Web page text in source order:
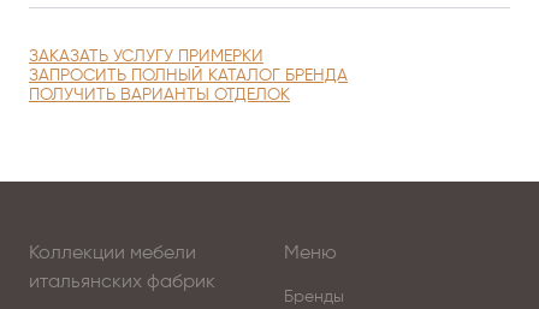
ЗАКАЗАТЬ УСЛУГУ ПРИМЕРКИ
ЗАПРОСИТЬ ПОЛНЫЙ КАТАЛОГ БРЕНДА
ПОЛУЧИТЬ ВАРИАНТЫ ОТДЕЛОК
Коллекции мебели
итальянских фабрик
Меню
Бренды